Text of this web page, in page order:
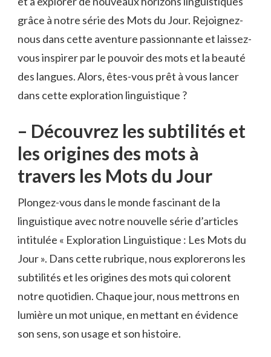
grâce à notre série des Mots du Jour.⁤ Rejoignez-
nous dans cette aventure passionnante et ⁣laissez-
vous inspirer​ par le ⁢pouvoir des mots ⁣et la beauté
des langues. Alors, êtes-vous prêt à vous ​lancer
dans​ cette exploration linguistique ?
– Découvrez⁣ les ⁣subtilités et
les origines des mots à
travers les Mots du Jour
Plongez-vous dans le‌ monde fascinant de la
linguistique avec notre nouvelle ⁢série d’articles⁢
intitulée « Exploration Linguistique : ⁢Les Mots du
Jour ». ⁤Dans cette rubrique, nous explorerons les
subtilités et les⁣ origines des ⁢mots qui colorent
‌notre‍ quotidien. Chaque‌ jour, nous⁣ mettrons ‍en
lumière un mot⁣ unique, ⁣en mettant en évidence
son sens, son usage et son histoire.